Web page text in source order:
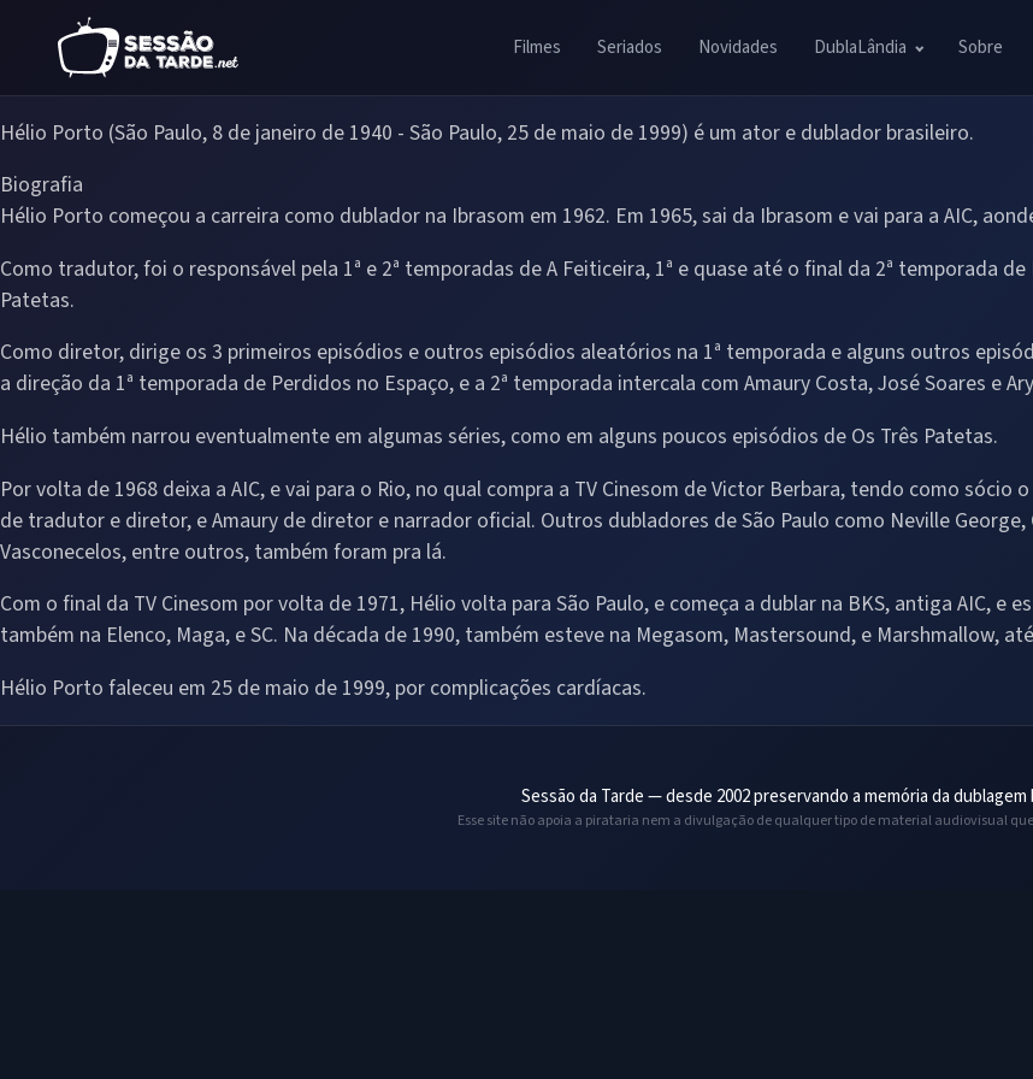
Filmes Seriados Novidades DublaLândia Sobre
Hélio Porto (São Paulo, 8 de janeiro de 1940 - São Paulo, 25 de maio de 1999) é um ator e dublador brasileiro.
Biografia
Hélio Porto começou a carreira como dublador na Ibrasom em 1962. Em 1965, sai da Ibrasom e vai para a AIC,
Como tradutor, foi o responsável pela 1ª e 2ª temporadas de A Feiticeira, 1ª e quase até o final da 2ª temporada
Patetas.
Como diretor, dirige os 3 primeiros episódios e outros episódios aleatórios na 1ª temporada e alguns outros
a direção da 1ª temporada de Perdidos no Espaço, e a 2ª temporada intercala com Amaury Costa, José Soares e
Hélio também narrou eventualmente em algumas séries, como em alguns poucos episódios de Os Três Patetas.
Por volta de 1968 deixa a AIC, e vai para o Rio, no qual compra a TV Cinesom de Victor Berbara, tendo como
de tradutor e diretor, e Amaury de diretor e narrador oficial. Outros dubladores de São Paulo como Neville George,
Vasconecelos, entre outros, também foram pra lá.
Com o final da TV Cinesom por volta de 1971, Hélio volta para São Paulo, e começa a dublar na BKS, antiga AIC, e
também na Elenco, Maga, e SC. Na década de 1990, também esteve na Megasom, Mastersound, e Marshmallow,
Hélio Porto faleceu em 25 de maio de 1999, por complicações cardíacas.
Sessão da Tarde — desde 2002 preservando a memória da dublagem
Esse site não apoia a pirataria nem a divulgação de qualquer tipo de material audiovisual